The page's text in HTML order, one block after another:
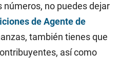
números, no puedes dejar
de Agente de
también tienes que
así como